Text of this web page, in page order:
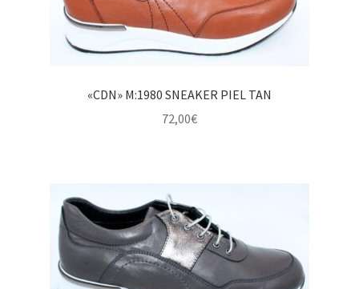
«CDN» M:1980 SNEAKER PIEL TAN
72,00€